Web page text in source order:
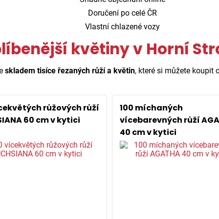
Doručení po celé ČR
Vlastní chlazené vozy
květiny v Horní
skladem tisíce řezaných růží a květin, které si můžete koupit
růžových růží
60 cm v kytici
100 míchaných
vícebarevných růží
40 cm v kytici